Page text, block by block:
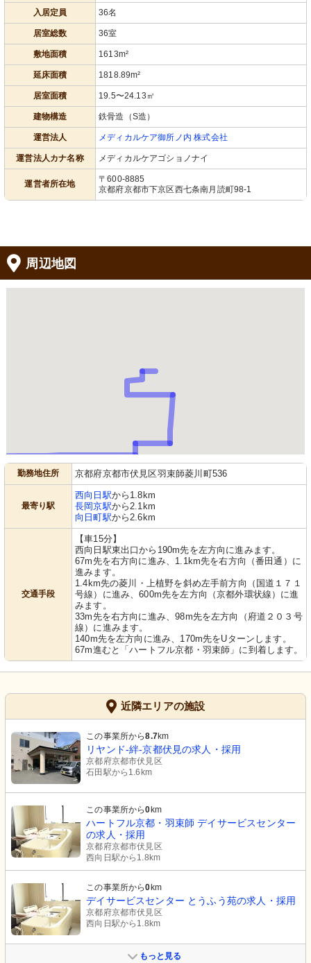
入居定員 36名
居室総数 36室
敷地面積 1613m²
延床面積 1818.89m²
居室面積 19.5〜24.13㎡
建物構造 鉄骨造（S造）
運営法人 メディカルケア御所ノ内 株式会社
運営法人カナ名称 メディカルケアゴショノナイ
運営者所在地
〒600-8885
京都府京都市下京区西七条南月読町98-1
周辺地図
勤務地住所 京都府京都市伏見区羽束師菱川町536
最寄り駅
西向日駅から1.8km
長岡京駅から2.1km
向日町駅から2.6km
交通手段
【車15分】
西向日駅東出口から190m先を左方向に進みます。
67m先を右方向に進み、1.1km先を右方向（番田通）に
進みます。
1.4km先の菱川・上植野を斜め左手前方向（国道１７１
号線）に進み、600m先を左方向（京都外環状線）に進
みます。
33m先を右方向に進み、98m先を左方向（府道２０３号
線）に進みます。
140m先を左方向に進み、170m先をUターンします。
67m進むと「ハートフル京都・羽束師」に到着します。
近隣エリアの施設
この事業所から8.7km
リヤンド-絆-京都伏見の求人・採用
京都府京都市伏見区
石田駅から1.6km
この事業所から0km
ハートフル京都・羽束師 デイサービスセンター
の求人・採用
京都府京都市伏見区
西向日駅から1.8km
この事業所から0km
デイサービスセンター とうふう苑の求人・採用
京都府京都市伏見区
西向日駅から1.8km
もっと見る